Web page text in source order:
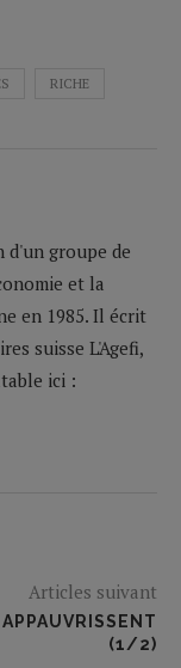
RICHE
d'un groupe de
et la
en 1985. Il écrit
suisse L'Agefi,
ici :
Articles suivant
(1/2)